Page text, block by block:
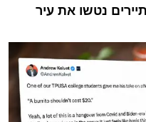
נטשו את עיר